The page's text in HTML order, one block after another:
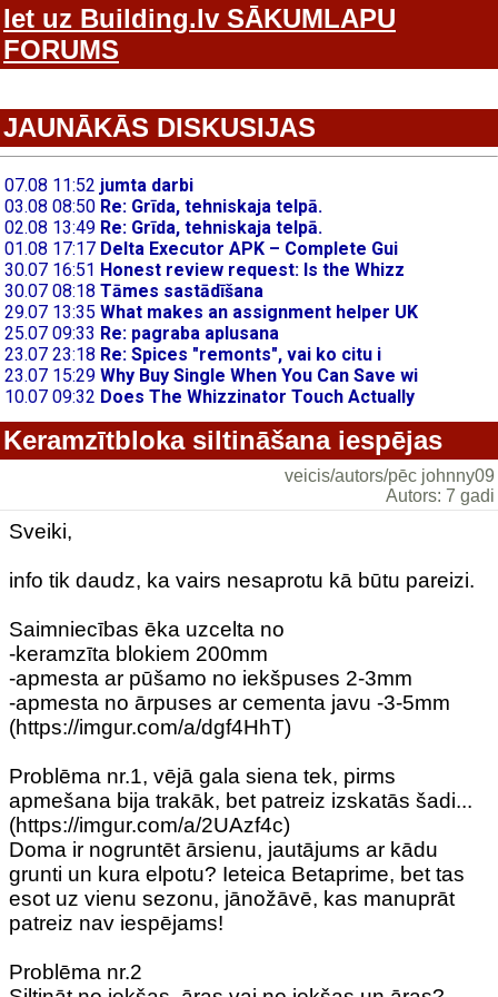
Iet uz Building.lv SĀKUMLAPU
FORUMS
JAUNĀKĀS DISKUSIJAS
Keramzītbloka siltināšana iespējas
veicis/autors/pēc johnny09
Autors: 7 gadi
Sveiki,
info tik daudz, ka vairs nesaprotu kā būtu pareizi.
Saimniecības ēka uzcelta no
-keramzīta blokiem 200mm
-apmesta ar pūšamo no iekšpuses 2-3mm
-apmesta no ārpuses ar cementa javu -3-5mm
(https://imgur.com/a/dgf4HhT)
Problēma nr.1, vējā gala siena tek, pirms
apmešana bija trakāk, bet patreiz izskatās šadi...
(https://imgur.com/a/2UAzf4c)
Doma ir nogruntēt ārsienu, jautājums ar kādu
grunti un kura elpotu? Ieteica Betaprime, bet tas
esot uz vienu sezonu, jānožāvē, kas manuprāt
patreiz nav iespējams!
Problēma nr.2